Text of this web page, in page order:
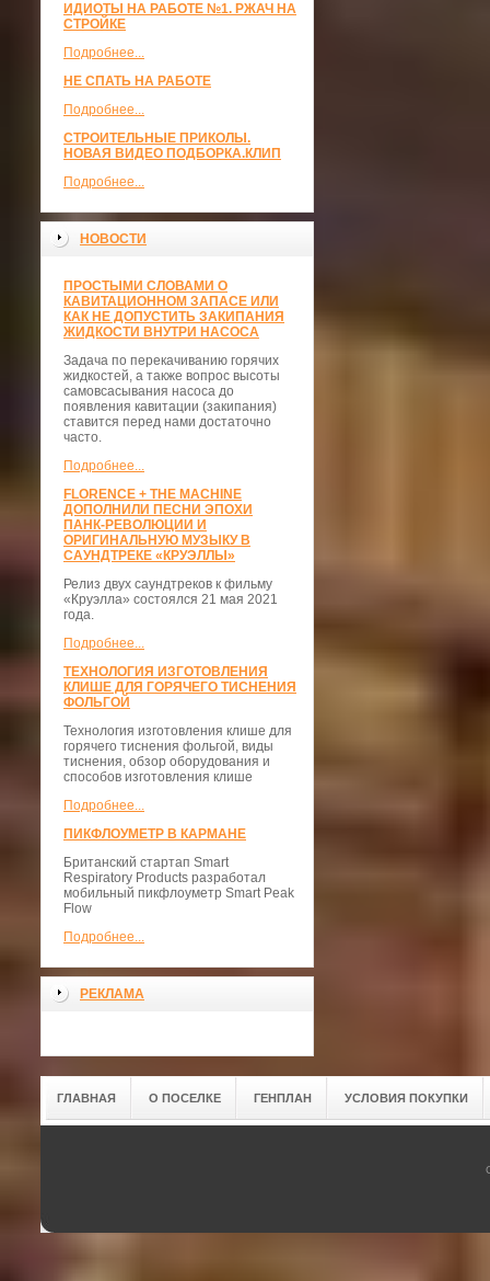
ИДИОТЫ НА РАБОТЕ №1. РЖАЧ НА
СТРОЙКЕ
Подробнее...
НЕ СПАТЬ НА РАБОТЕ
Подробнее...
СТРОИТЕЛЬНЫЕ ПРИКОЛЫ.
НОВАЯ ВИДЕО ПОДБОРКА.КЛИП
Подробнее...
НОВОСТИ
ПРОСТЫМИ СЛОВАМИ О
КАВИТАЦИОННОМ ЗАПАСЕ ИЛИ
КАК НЕ ДОПУСТИТЬ ЗАКИПАНИЯ
ЖИДКОСТИ ВНУТРИ НАСОСА
Задача по перекачиванию горячих
жидкостей, а также вопрос высоты
самовсасывания насоса до
появления кавитации (закипания)
ставится перед нами достаточно
часто.
Подробнее...
FLORENCE + THE MACHINE
ДОПОЛНИЛИ ПЕСНИ ЭПОХИ
ПАНК-РЕВОЛЮЦИИ И
ОРИГИНАЛЬНУЮ МУЗЫКУ В
САУНДТРЕКЕ «КРУЭЛЛЫ»
Релиз двух саундтреков к фильму
«Круэлла» состоялся 21 мая 2021
года.
Подробнее...
ТЕХНОЛОГИЯ ИЗГОТОВЛЕНИЯ
КЛИШЕ ДЛЯ ГОРЯЧЕГО ТИСНЕНИЯ
ФОЛЬГОЙ
Технология изготовления клише для
горячего тиснения фольгой, виды
тиснения, обзор оборудования и
способов изготовления клише
Подробнее...
ПИКФЛОУМЕТР В КАРМАНЕ
Британский стартап Smart
Respiratory Products разработал
мобильный пикфлоуметр Smart Peak
Flow
Подробнее...
РЕКЛАМА
ГЛАВНАЯ О ПОСЕЛКЕ ГЕНПЛАН УСЛОВИЯ ПОКУПКИ